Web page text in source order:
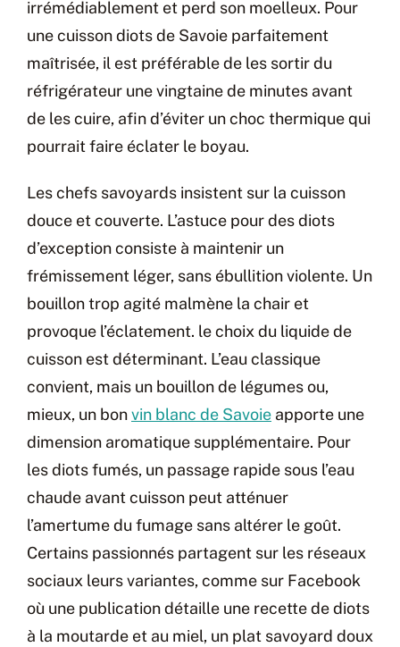
irrémédiablement et perd son moelleux. Pour
une cuisson diots de Savoie parfaitement
maîtrisée, il est préférable de les sortir du
réfrigérateur une vingtaine de minutes avant
de les cuire, afin d’éviter un choc thermique qui
pourrait faire éclater le boyau.
Les chefs savoyards insistent sur la cuisson
douce et couverte. L’astuce pour des diots
d’exception consiste à maintenir un
frémissement léger, sans ébullition violente. Un
bouillon trop agité malmène la chair et
provoque l’éclatement. le choix du liquide de
cuisson est déterminant. L’eau classique
convient, mais un bouillon de légumes ou,
mieux, un bonvin blanc de Savoie apporte une
dimension aromatique supplémentaire. Pour
les diots fumés, un passage rapide sous l’eau
chaude avant cuisson peut atténuer
l’amertume du fumage sans altérer le goût.
Certains passionnés partagent sur les réseaux
sociaux leurs variantes, comme sur Facebook
où une publication détaille une recette de diots
à la moutarde et au miel, un plat savoyard doux